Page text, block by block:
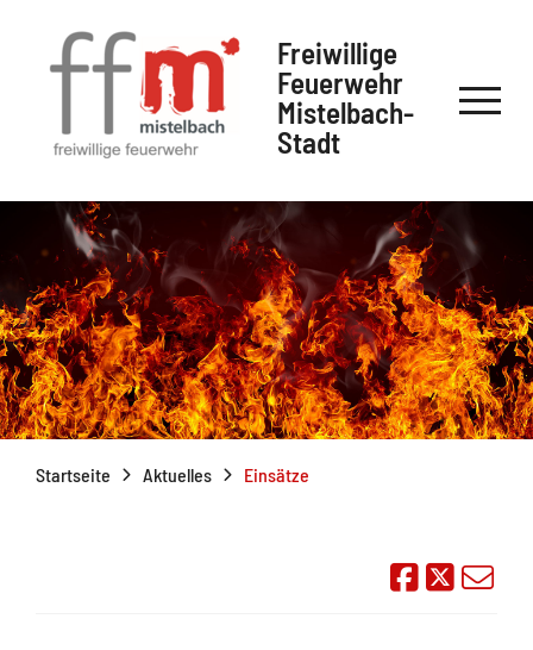
Freiwillige
Feuerwehr
Mistelbach-
Stadt
Startseite Aktuelles Einsätze
Auf